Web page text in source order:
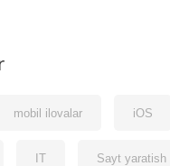
mobil ilovalar iOS
IT Sayt yaratish